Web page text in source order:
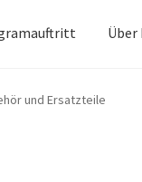
Über
und Ersatzteile